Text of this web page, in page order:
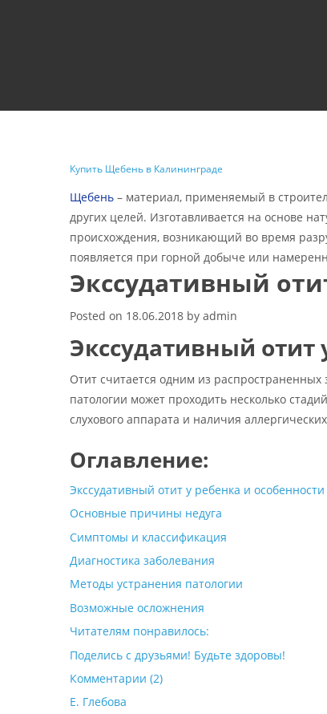
Купить Щебень в Калининграде
Щебень – материал, применяемый в
других целей. Изготавливается на основе
происхождения, возникающий во время
появляется при горной добыче или
Экссудативный
Posted on 18.06.2018 by admin
Экссудативный отит
Отит считается одним из распространенных
патологии может проходить несколько
слухового аппарата и наличия
Оглавление:
Экссудативный отит у ребенка и
Основные причины недуга
Симптомы и классификация
Диагностика заболевания
Методы устранения патологии
Возможные осложнения
Читателям понравилось:
Поделись с друзьями! Будьте здоровы!
Комментарии (2)
Е. Глебова